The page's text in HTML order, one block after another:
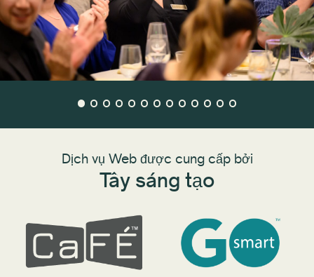
Dịch vụ Web được cung cấp bởi
Tây sáng tạo